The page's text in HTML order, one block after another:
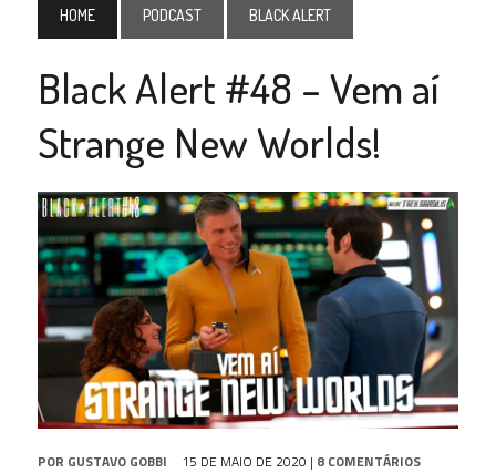
HOME PODCAST BLACK ALERT
Black Alert #48 – Vem aí
Strange New Worlds!
POR GUSTAVO GOBBI 15 DE MAIO DE 2020 | 8 COMENTÁRIOS